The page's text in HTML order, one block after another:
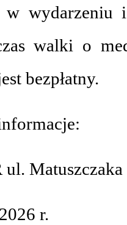
w wydarzeniu
walki o
bezpłatny.
ul. Matuszczaka
r.